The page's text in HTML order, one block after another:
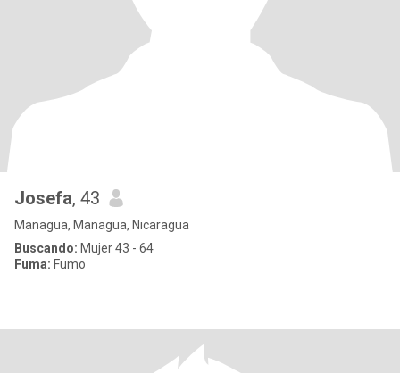
Josefa, 43
Managua, Managua, Nicaragua
Buscando: Mujer 43 - 64
Fuma: Fumo